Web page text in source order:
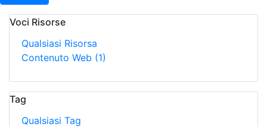
Voci Risorse
Qualsiasi Risorsa
Contenuto Web (1)
Tag
Qualsiasi Tag